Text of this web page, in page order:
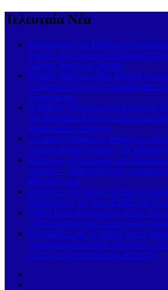
Τελευταία Νέα
Παρασκευή 7 & Σάββατο 8
βραδιές στο Carnayo Restaurant!
Alkyon Hotel στη Σκιάθο
Σκιάθος-Μονακό: Νέα διεθνής
τουρισμό! Στο νησί η Διευθύντρια
Πριγκιπάτου
Ο Μπόρις Τζόνσον στην Κάρυστο:
της Βρετανίας έκανε τα ψώνια του
χαιρετούσε τον κόσμο
«Ο πατήρ Γεράσιμος Φωκάς, ο
συγκλονιστικό όραμα» – Η μαρτυρία
Σκόπελος: «Χτύπημα» στο κύκλωμα
χρυσού» – Κατασχέθηκαν
800.000 ευρώ
Το βίντεο που πρέπει να δεις,
Μηταράκη ή τον Άγιο Σάββα του
ΝΙΚΗ κατά κυβέρνησης για τις νέες
«Ηλεκτρονικό φακέλωμα χωρίς
Καμπανάκι από τη ΝΙΚΗ για τη
περιστατικά καρκίνου τον χρόνο – Η
μείνει χωρίς Ογκολογική Κλινική»